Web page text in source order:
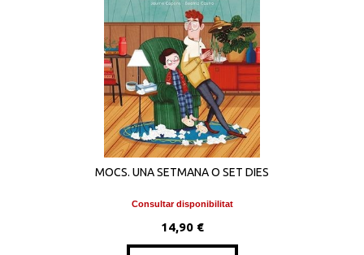
MOCS. UNA SETMANA O SET DIES
Consultar disponibilitat
14,90 €